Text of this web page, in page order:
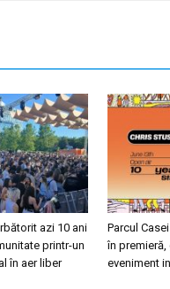
azi 10 ani
printr-un
în aer liber
Parcul
în
eveniment